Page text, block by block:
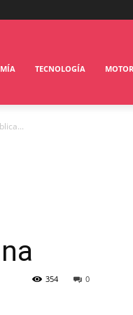
TECNOLOGÍA MOTOR
0
354